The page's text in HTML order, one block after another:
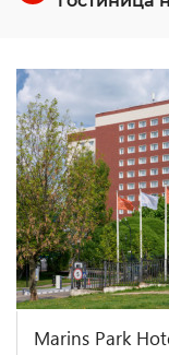
Marins Park